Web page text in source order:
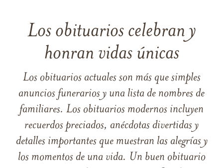
Los obituarios celebran y
honran vidas únicas
Los obituarios actuales son más que simples
anuncios funerarios y una lista de nombres de
familiares. Los obituarios modernos incluyen
recuerdos preciados, anécdotas divertidas y
detalles importantes que muestran las alegrías y
los momentos de una vida. Un buen obituario